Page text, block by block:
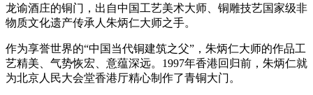
龙谕酒庄的铜门，出自中国工艺美术大师、铜雕技艺国家级非
物质文化遗产传承人朱炳仁大师之手。
作为享誉世界的“中国当代铜建筑之父”，朱炳仁大师的作品工
艺精美、气势恢宏、意蕴深远。1997年香港回归前，朱炳仁就
为北京人民大会堂香港厅精心制作了青铜大门。